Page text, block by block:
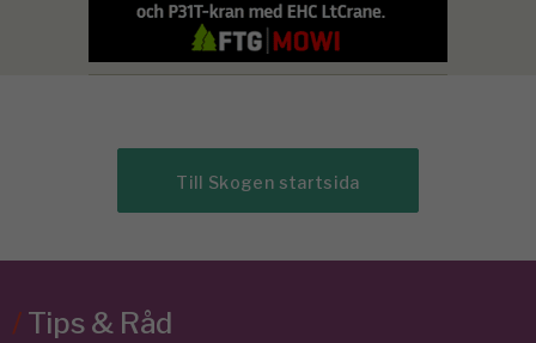
Till Skogen startsida
/Tips & Råd